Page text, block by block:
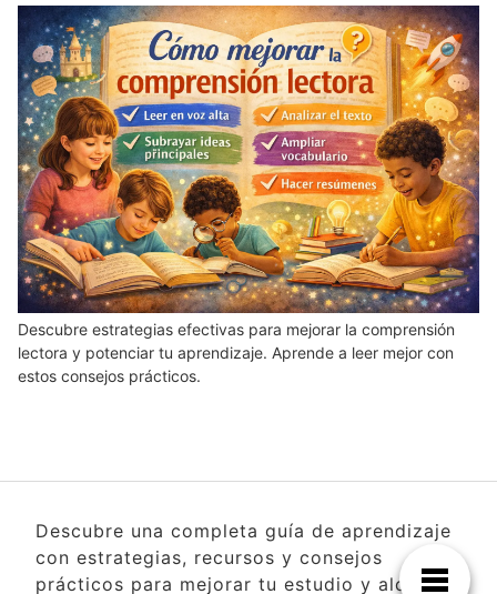
Descubre estrategias efectivas para mejorar la comprensión
lectora y potenciar tu aprendizaje. Aprende a leer mejor con
estos consejos prácticos.
Descubre una completa guía de aprendizaje
con estrategias, recursos y consejos
prácticos para mejorar tu estudio y alcanzar